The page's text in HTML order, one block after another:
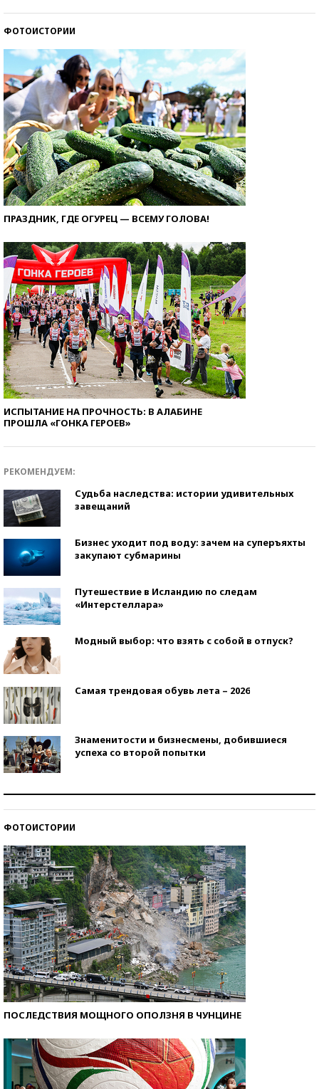
ФОТОИСТОРИИ
ПРАЗДНИК, ГДЕ ОГУРЕЦ — ВСЕМУ ГОЛОВА!
ИСПЫТАНИЕ НА ПРОЧНОСТЬ: В АЛАБИНЕ
ПРОШЛА «ГОНКА ГЕРОЕВ»
РЕКОМЕНДУЕМ:
Судьба наследства: истории удивительных
завещаний
Бизнес уходит под воду: зачем на суперъяхты
закупают субмарины
Путешествие в Исландию по следам
«Интерстеллара»
Модный выбор: что взять с собой в отпуск?
Самая трендовая обувь лета – 2026
Знаменитости и бизнесмены, добившиеся
успеха со второй попытки
ФОТОИСТОРИИ
ПОСЛЕДСТВИЯ МОЩНОГО ОПОЛЗНЯ В ЧУНЦИНЕ